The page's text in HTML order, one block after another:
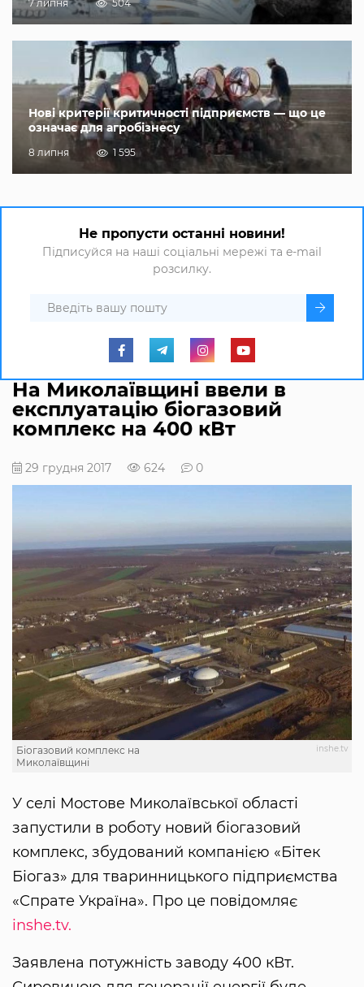
7 липня 504
Нові критерії критичності підприємств — що це
означає для агробізнесу
8 липня 1 595
Не пропусти останні новини!
Підписуйся на наші соціальні мережі та e-mail
розсилку.
На Миколаївщині ввели в
експлуатацію біогазовий
комплекс на 400 кВт
29 грудня 2017 624 0
inshe.tv
Біогазовий комплекс на
Миколаївщині
У селі Мостове Миколаївської області
запустили в роботу новий біогазовий
комплекс, збудований компанією «Бітек
Біогаз» для тваринницького підприємства
«Спрате Україна». Про це повідомляє
inshe.tv.
Заявлена потужність заводу 400 кВт.